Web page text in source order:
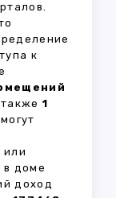
к
1
или
в доме
доход